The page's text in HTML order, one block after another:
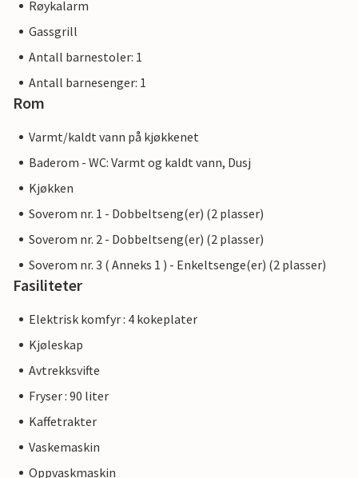
Røykalarm
Gassgrill
Antall barnestoler: 1
Antall barnesenger: 1
Rom
Varmt/kaldt vann på kjøkkenet
Baderom - WC: Varmt og kaldt vann, Dusj
Kjøkken
Soverom nr. 1 - Dobbeltseng(er) (2 plasser)
Soverom nr. 2 - Dobbeltseng(er) (2 plasser)
Soverom nr. 3 ( Anneks 1 ) - Enkeltsenge(er) (2 plasser)
Fasiliteter
Elektrisk komfyr : 4 kokeplater
Kjøleskap
Avtrekksvifte
Fryser : 90 liter
Kaffetrakter
Vaskemaskin
Oppvaskmaskin